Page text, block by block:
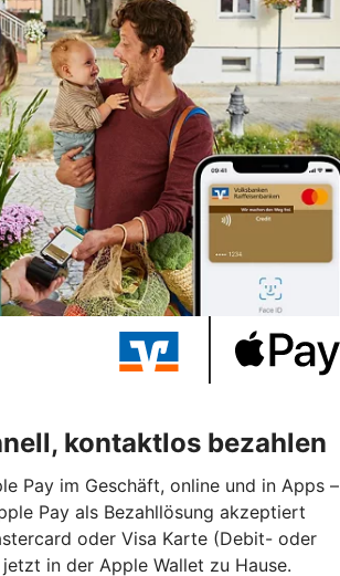
kontaktlos bezahlen
Pay im Geschäft, online und in Apps –
Pay als Bezahllösung akzeptiert
oder Visa Karte (Debit- oder
in der Apple Wallet zu Hause.